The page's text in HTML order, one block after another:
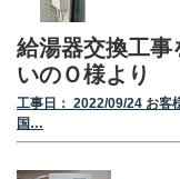
給湯器交換工事
いのＯ様より
工事日： 2022/09/24 お客
国…